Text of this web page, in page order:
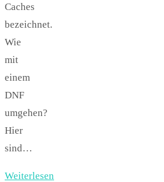
Caches
bezeichnet.
Wie
mit
einem
DNF
umgehen?
Hier
sind…
Weiterlesen